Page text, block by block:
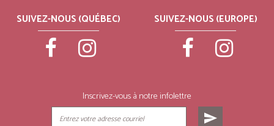
SUIVEZ-NOUS (QUÉBEC) SUIVEZ-NOUS (EUROPE)
Inscrivez-vous à notre infolettre
send